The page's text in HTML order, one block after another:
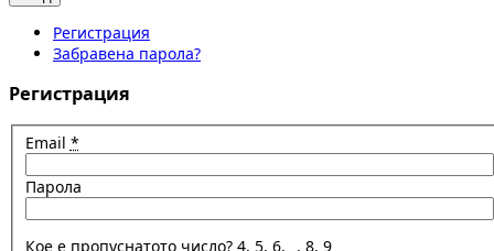
Регистрация
Забравена парола?
Регистрация
Email *
Парола
Кое е пропуснатото число? 4, 5, 6, _, 8, 9